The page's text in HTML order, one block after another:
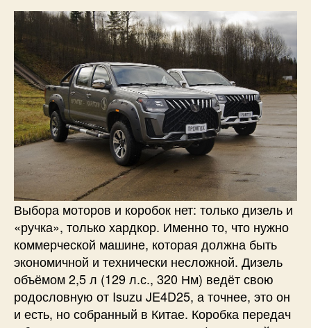
Выбора моторов и коробок нет: только дизель и
«ручка», только хардкор. Именно то, что нужно
коммерческой машине, которая должна быть
экономичной и технически несложной. Дизель
объёмом 2,5 л (129 л.с., 320 Нм) ведёт свою
родословную от Isuzu JE4D25, а точнее, это он
и есть, но собранный в Китае. Коробка передач